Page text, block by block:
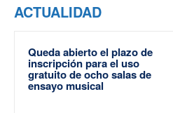
ACTUALIDAD
Queda abierto el plazo de
inscripción para el uso
gratuito de ocho salas de
ensayo musical